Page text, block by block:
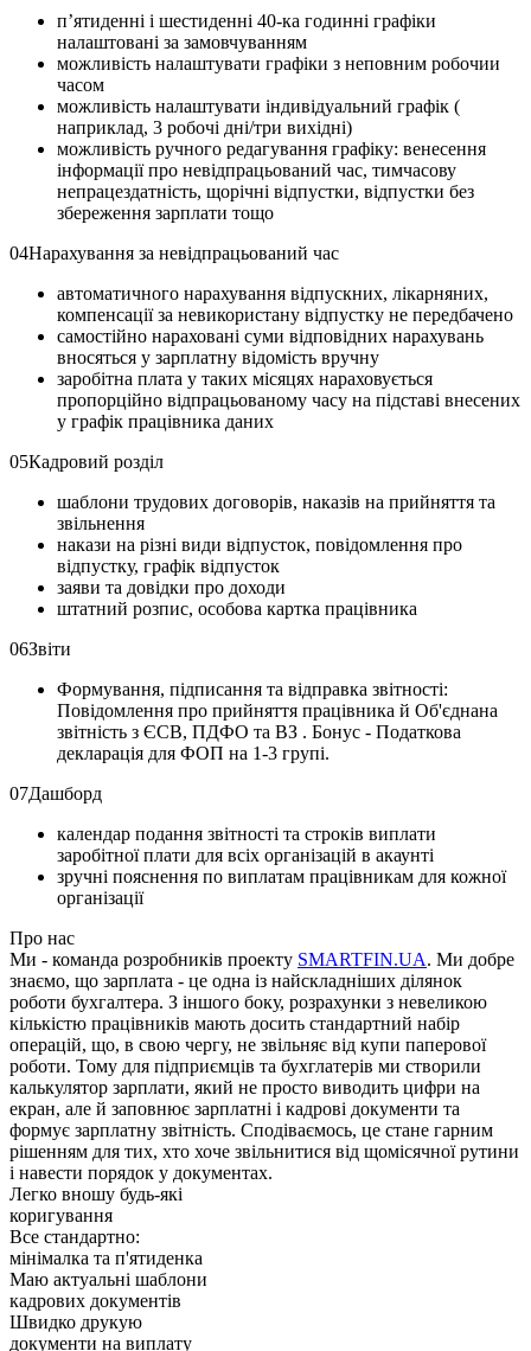
п’ятиденні і шестиденні 40-ка годинні графіки
налаштовані за замовчуванням
можливість налаштувати графіки з неповним робочии
часом
можливість налаштувати індивідуальний графік (
наприклад, 3 робочі дні/три вихідні)
можливість ручного редагування графіку: венесення
інформації про невідпрацьований час, тимчасову
непрацездатність, щорічні відпустки, відпустки без
збереження зарплати тощо
04Нарахування за невідпрацьований час
автоматичного нарахування відпускних, лікарняних,
компенсації за невикористану відпустку не передбачено
самостійно нараховані суми відповідних нарахувань
вносяться у зарплатну відомість вручну
заробітна плата у таких місяцях нараховується
пропорційно відпрацьованому часу на підставі внесених
у графік працівника даних
05Кадровий розділ
шаблони трудових договорів, наказів на прийняття та
звільнення
накази на різні види відпусток, повідомлення про
відпустку, графік відпусток
заяви та довідки про доходи
штатний розпис, особова картка працівника
06Звіти
Формування, підписання та відправка звітності:
Повідомлення про прийняття працівника й Об'єднана
звітність з ЄСВ, ПДФО та ВЗ . Бонус - Податкова
декларація для ФОП на 1-3 групі.
07Дашборд
календар подання звітності та строків виплати
заробітної плати для всіх організацій в акаунті
зручні пояснення по виплатам працівникам для кожної
організації
Про нас
Ми - команда розробників проекту SMARTFIN.UA. Ми добре
знаємо, що зарплата - це одна із найскладніших ділянок
роботи бухгалтера. З іншого боку, розрахунки з невеликою
кількістю працівників мають досить стандартний набір
операцій, що, в свою чергу, не звільняє від купи паперової
роботи. Тому для підприємців та бухглатерів ми створили
калькулятор зарплати, який не просто виводить цифри на
екран, але й заповнює зарплатні і кадрові документи та
формує зарплатну звітність. Сподіваємось, це стане гарним
рішенням для тих, хто хоче звільнитися від щомісячної рутини
і навести порядок у документах.
Легко вношу будь-які
коригування
Все стандартно:
мінімалка та п'ятиденка
Маю актуальні шаблони
кадрових документів
Швидко друкую
документи на виплату